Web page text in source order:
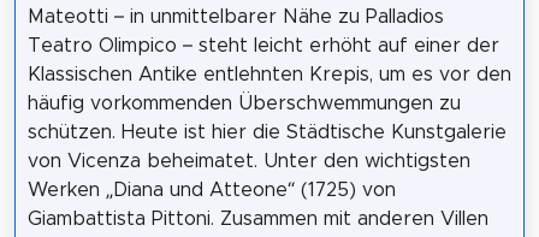
Mateotti – in unmittelbarer Nähe zu Palladios
Teatro Olimpico – steht leicht erhöht auf einer der
Klassischen Antike entlehnten Krepis, um es vor den
häufig vorkommenden Überschwemmungen zu
schützen. Heute ist hier die Städtische Kunstgalerie
von Vicenza beheimatet. Unter den wichtigsten
Werken „Diana und Atteone“ (1725) von
Giambattista Pittoni. Zusammen mit anderen Villen